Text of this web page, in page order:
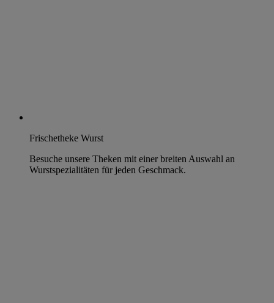
Frischetheke Wurst
Besuche unsere Theken mit einer breiten Auswahl an
Wurstspezialitäten für jeden Geschmack.